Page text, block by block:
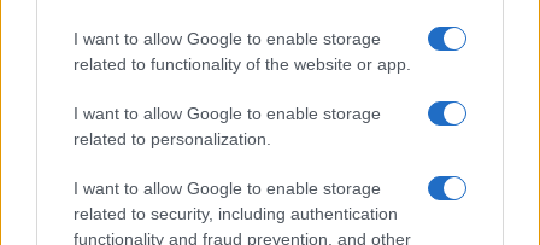
I want to allow Google to enable storage
related to functionality of the website or app.
I want to allow Google to enable storage
related to personalization.
I want to allow Google to enable storage
related to security, including authentication
functionality and fraud prevention, and other
AUTOR
Staff